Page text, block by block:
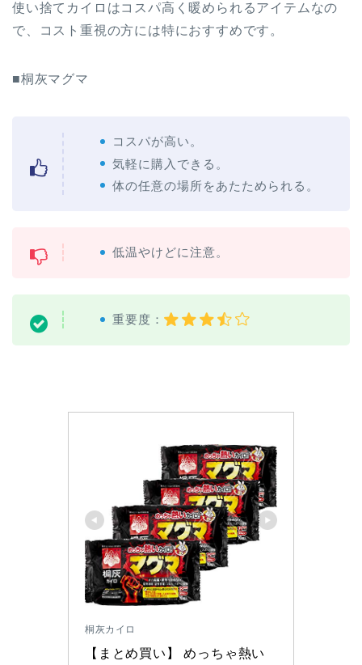
使い捨てカイロはコスパ高く暖められるアイテムなの
で、コスト重視の方には特におすすめです。
■桐灰マグマ
コスパが高い。
気軽に購入できる。
体の任意の場所をあたためられる。
低温やけどに注意。
重要度：
桐灰カイロ
【まとめ買い】 めっちゃ熱い